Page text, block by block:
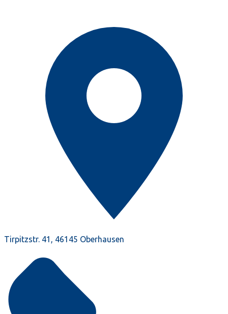
Tirpitzstr. 41, 46145 Oberhausen